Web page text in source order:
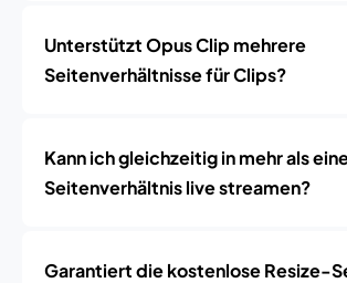
Unterstützt Opus Clip mehrere
Seitenverhältnisse für Clips?
Kann ich gleichzeitig in mehr als
Seitenverhältnis live streamen?
Garantiert die kostenlose Resize-